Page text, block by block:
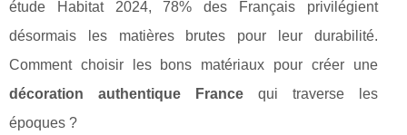
étude Habitat 2024, 78% des Français privilégient
désormais les matières brutes pour leur durabilité.
Comment choisir les bons matériaux pour créer une
décoration authentique Francequi traverse les
époques ?